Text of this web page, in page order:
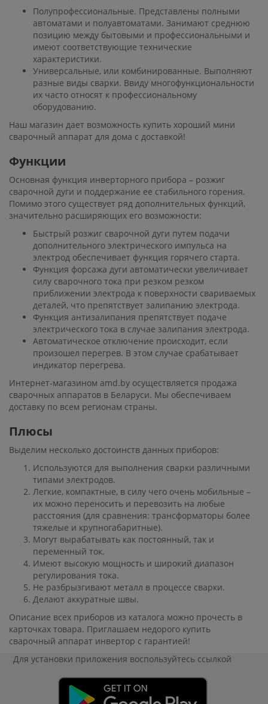
Полупрофессиональные. Представлены полными
автоматами и полуавтоматами. Занимают среднюю
позицию между бытовыми и профессиональными и
имеют соответствующие технические
характеристики.
Универсальные, или комбинированные. Выполняют
разные виды сварки. Ввиду многофункциональности
их часто относят к профессиональному
оборудованию.
Наш магазин дает возможность купить хороший мини
сварочный аппарат для дома с доставкой!
Функции
Основная функция инверторного прибора – розжиг
сварочной дуги и поддержание ее стабильного горения.
Помимо этого существует ряд дополнительных функций,
значительно расширяющих его возможности:
Быстрый розжиг сварочной дуги путем подачи
дополнительного электрического импульса на
электрод обеспечивает функция горячего старта.
Функция форсажа дуги автоматически увеличивает
силу сварочного тока при резком резком
приближении электрода к поверхности свариваемых
деталей, что препятствует залипанию электрода.
Функция антизалипания препятствует подаче
электрического тока в случае залипания электрода.
Автоматическое отключение происходит, если
произошел перегрев. В этом случае срабатывает
индикатор перегрева.
Интернет-магазином amd.by осуществляется продажа
сварочных аппаратов в Беларуси. Мы обеспечиваем
доставку по всем регионам страны.
Плюсы
Выделим несколько достоинств данных приборов:
Используются для выполнения сварки различными
типами электродов.
Легкие, компактные, в силу чего очень мобильные –
их можно переносить и перевозить на любые
расстояния (для сравнения: трансформаторы более
тяжелые и крупногабаритные).
Могут вырабатывать как постоянный, так и
переменный ток.
Имеют высокую мощность и широкий диапазон
регулирования тока.
Не разбрызгивают металл в процессе сварки.
Делают аккуратные швы.
Описание всех приборов из каталога можно прочесть в
карточках товара. Приглашаем недорого купить
сварочный аппарат инвертор с гарантией!
Для установки приложения воспользуйтесь ссылкой